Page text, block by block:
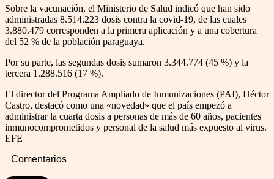
Sobre la vacunación, el Ministerio de Salud indicó que han sido
administradas 8.514.223 dosis contra la covid-19, de las cuales
3.880.479 corresponden a la primera aplicación y a una cobertura
del 52 % de la población paraguaya.
Por su parte, las segundas dosis sumaron 3.344.774 (45 %) y la
tercera 1.288.516 (17 %).
El director del Programa Ampliado de Inmunizaciones (PAI), Héctor
Castro, destacó como una «novedad» que el país empezó a
administrar la cuarta dosis a personas de más de 60 años, pacientes
inmunocomprometidos y personal de la salud más expuesto al virus.
EFE
Comentarios